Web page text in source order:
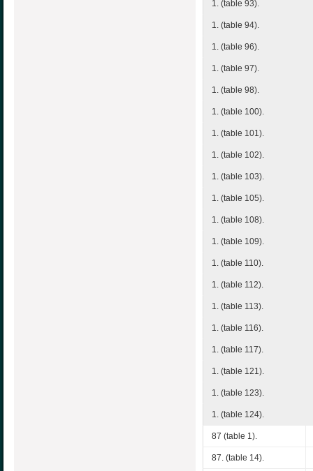
1. (table 93).
1. (table 94).
1. (table 96).
1. (table 97).
1. (table 98).
1. (table 100).
1. (table 101).
1. (table 102).
1. (table 103).
1. (table 105).
1. (table 108).
1. (table 109).
1. (table 110).
1. (table 112).
1. (table 113).
1. (table 116).
1. (table 117).
1. (table 121).
1. (table 123).
1. (table 124).
87 (table 1).
87. (table 14).